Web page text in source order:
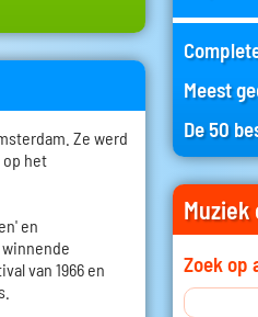
Ze werd
op het
en
van 1966 en
Meest
De 50
Muziek
Zoek op